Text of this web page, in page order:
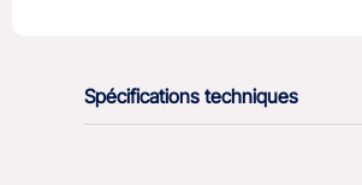
Spécifications techniques